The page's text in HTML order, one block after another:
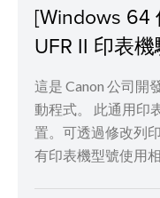
[Windows 64
UFR II 印表
這是 Canon 公司開
動程式。 此通用印
置。可透過修改列
有印表機型號使用